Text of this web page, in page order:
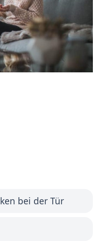
bei der Tür